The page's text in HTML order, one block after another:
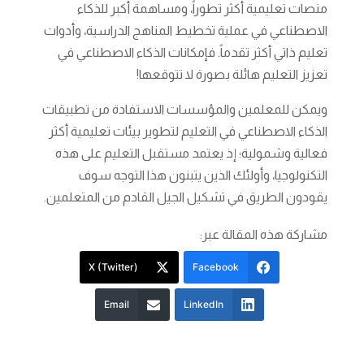
منصات تعليمية أكثر تطوراً، ومساهمة أكبر للذكاء
الاصطناعي في عملية تخطيط المناهج الدراسية، وأدوات
تعليم ذاتي أكثر تقدماً. فإمكانات الذكاء الاصطناعي في
تعزيز التعليم هائلة بصورة لا تتوقعها!
ويمكن للمعلمين والمؤسسات الاستفادة من تطبيقات
الذكاء الاصطناعي في التعليم لتطوير بيئات تعليمية أكثر
فعالية وشمولية؛ إذ يعتمد مستقبل التعليم على هذه
التكنولوجيا، وأولئك الذين يتبنون هذا التوجه سوف
يقودون الطريق في تشكيل الجيل القادم من المتعلمين.
مشاركة هذه المقالة عبر:
Facebook
X (Twitter)
LinkedIn
Email